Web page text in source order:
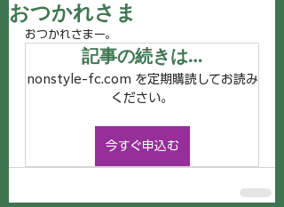
おつかれさま
おつかれさまー。
記事の続きは…
nonstyle-fc.com を定期購読してお読み
ください。
今すぐ申込む